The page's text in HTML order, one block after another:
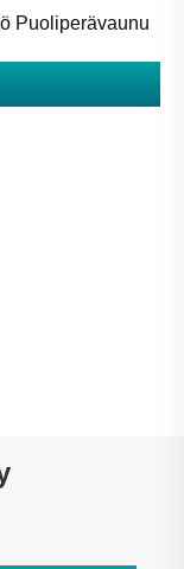
Puoliperävaunu